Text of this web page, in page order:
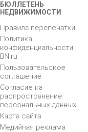
БЮЛЛЕТЕНЬ
НЕДВИЖИМОСТИ
Правила перепечатки
Политика
конфиденциальности
BN.ru
Пользовательское
соглашение
Согласие на
распространение
персональных данных
Карта сайта
Медийная реклама